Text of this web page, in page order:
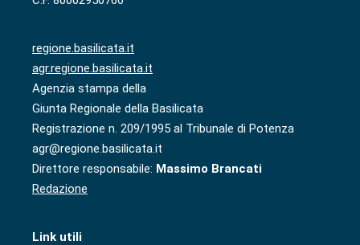
regione.basilicata.it
agr.regione.basilicata.it
Agenzia stampa della
Giunta Regionale della Basilicata
Registrazione n. 209/1995 al Tribunale di Potenza
agr@regione.basilicata.it
Direttore responsabile: Massimo Brancati
Redazione
Link utili